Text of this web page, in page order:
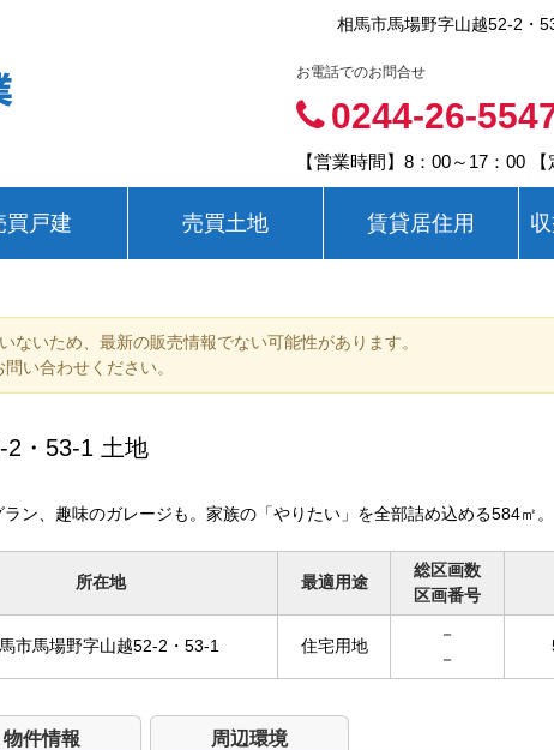
相馬市馬場野字山越52-2・
お電話でのお問合せ
0244-26-
【営業時間】8：00～17：00
買戸建 売買土地 賃貸居住用
ないため、最新の販売情報でない可能性があります。
い合わせください。
2・53-1 土地
ン、趣味のガレージも。家族の「やりたい」を全部詰め込める584㎡。
所在地 最適用途
総区画数
区画番号
市馬場野字山越52-2・53-1 住宅用地
－
－
物件情報 周辺環境